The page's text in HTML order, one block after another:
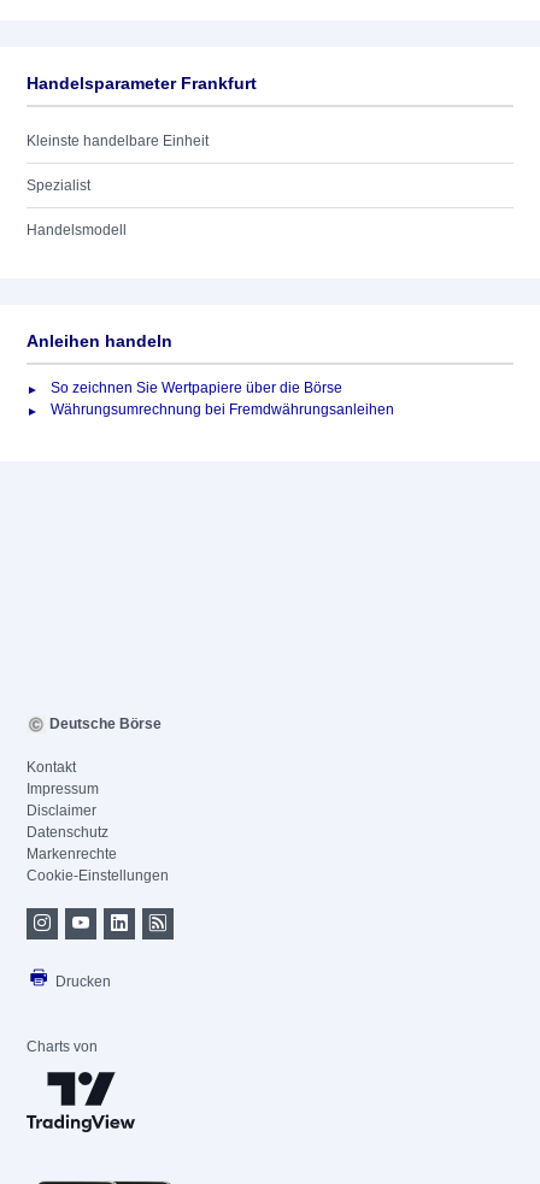
Handelsparameter Frankfurt
Kleinste handelbare Einheit
Spezialist
Handelsmodell
Anleihen handeln
So zeichnen Sie Wertpapiere über die Börse
Währungsumrechnung bei Fremdwährungsanleihen
Deutsche Börse
Kontakt
Impressum
Disclaimer
Datenschutz
Markenrechte
Cookie-Einstellungen
Drucken
Charts von